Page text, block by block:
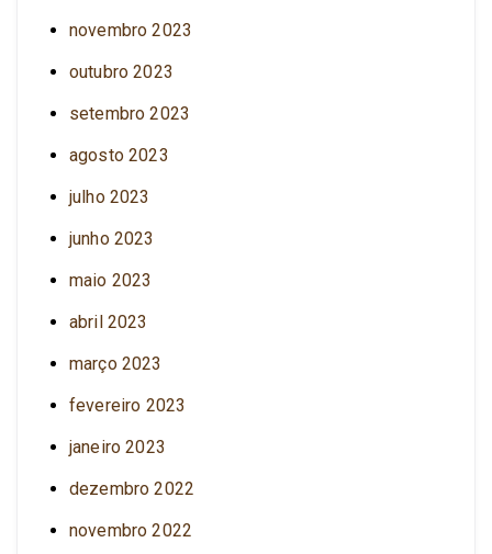
novembro 2023
outubro 2023
setembro 2023
agosto 2023
julho 2023
junho 2023
maio 2023
abril 2023
março 2023
fevereiro 2023
janeiro 2023
dezembro 2022
novembro 2022